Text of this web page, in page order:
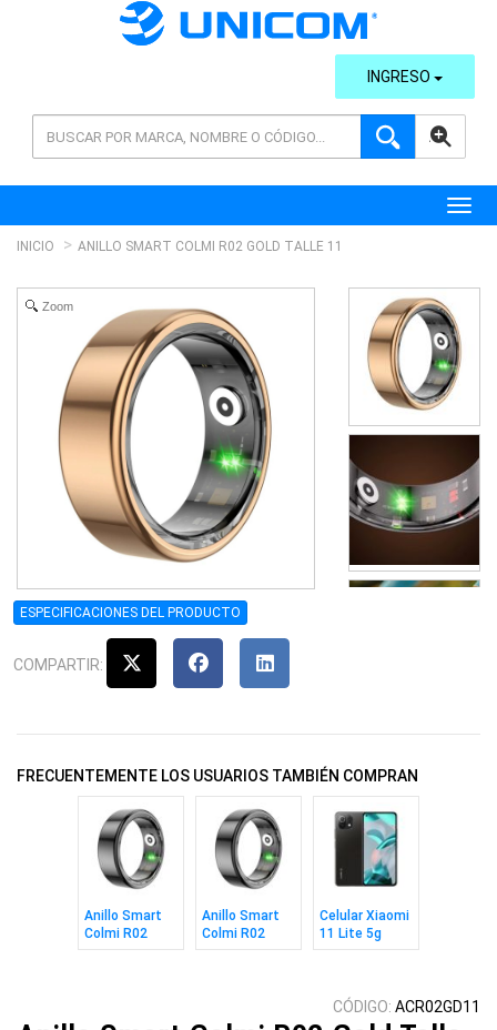
AVANZADA
INGRESO
INICIO ANILLO SMART COLMI R02 GOLD TALLE 11
Zoom
ESPECIFICACIONES DEL PRODUCTO
COMPARTIR:
FRECUENTEMENTE LOS USUARIOS TAMBIÉN COMPRAN
Anillo Smart
Colmi R02
Black Talle 11
Anillo Smart
Colmi R02
Black Talle 8
Celular Xiaomi
11 Lite 5g
8/128gb Black
CÓDIGO: ACR02GD11